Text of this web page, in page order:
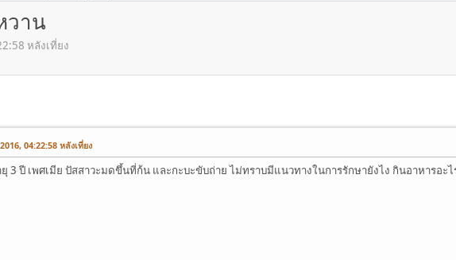
วาน
หลังเที่ยง
04:22:58 หลังเที่ยง
3 ปี เพศเมีย ปัสสาวะมดขึ้นที่ก้น และกะบะขับถ่าย ไม่ทราบมีแนวทางในการรักษายังไง กินอาหารอะ